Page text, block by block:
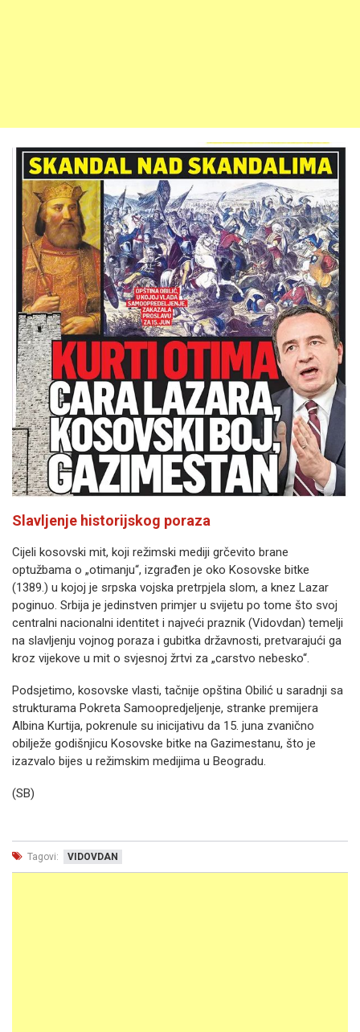
Slavljenje historijskog poraza
Cijeli kosovski mit, koji režimski mediji grčevito brane
optužbama o „otimanju“, izgrađen je oko Kosovske bitke
(1389.) u kojoj je srpska vojska pretrpjela slom, a knez Lazar
poginuo. Srbija je jedinstven primjer u svijetu po tome što svoj
centralni nacionalni identitet i najveći praznik (Vidovdan) temelji
na slavljenju vojnog poraza i gubitka državnosti, pretvarajući ga
kroz vijekove u mit o svjesnoj žrtvi za „carstvo nebesko“.
Podsjetimo, kosovske vlasti, tačnije opština Obilić u saradnji sa
strukturama Pokreta Samoopredjeljenje, stranke premijera
Albina Kurtija, pokrenule su inicijativu da 15. juna zvanično
obilježe godišnjicu Kosovske bitke na Gazimestanu, što je
izazvalo bijes u režimskim medijima u Beogradu.
(SB)
Tagovi: VIDOVDAN